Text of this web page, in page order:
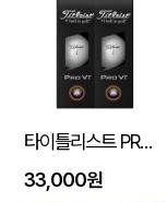
타이틀리스트 PRO V1 6구세트 (45X95X135mm)
33,000원